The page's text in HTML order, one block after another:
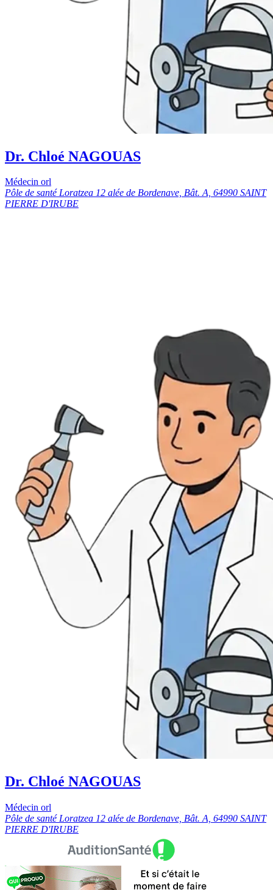
Dr. Chloé NAGOUAS
Médecin orl
Pôle de santé Loratzea 12 alée de Bordenave, Bât. A, 64990 SAINT
PIERRE D'IRUBE
Dr. Chloé NAGOUAS
Médecin orl
Pôle de santé Loratzea 12 alée de Bordenave, Bât. A, 64990 SAINT
PIERRE D'IRUBE